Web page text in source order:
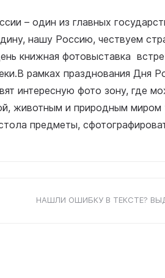
– один из главных
нашу Россию, чествуем
книжная фотовыставка
рамках празднования Дня
интересную фото зону, где
животным и природным
предметы,
НАШЛИ ОШИБКУ В ТЕКСТЕ?